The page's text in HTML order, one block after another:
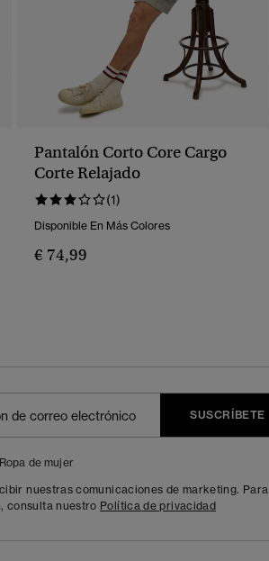
Pantalón Corto Core Cargo
Corte Relajado
(1)
Disponible En Más Colores
€ 74,99
SUSCRÍBETE
de mujer
nuestras comunicaciones de marketing. Para
consulta nuestro Política de privacidad